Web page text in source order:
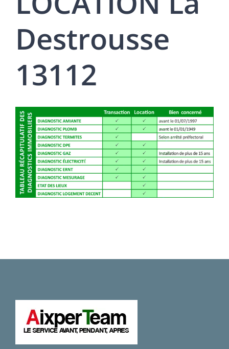
Destrousse
13112